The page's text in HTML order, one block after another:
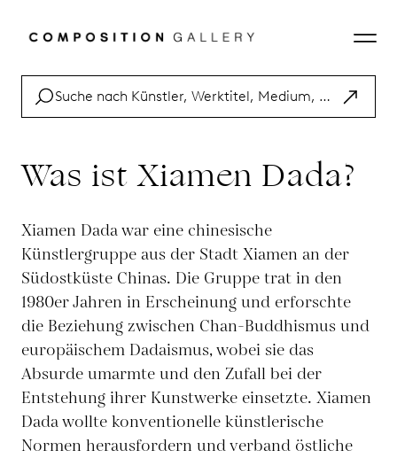
Was ist Xiamen Dada?
Xiamen Dada war eine chinesische
Künstlergruppe aus der Stadt Xiamen an der
Südostküste Chinas. Die Gruppe trat in den
1980er Jahren in Erscheinung und erforschte
die Beziehung zwischen Chan-Buddhismus und
europäischem Dadaismus, wobei sie das
Absurde umarmte und den Zufall bei der
Entstehung ihrer Kunstwerke einsetzte. Xiamen
Dada wollte konventionelle künstlerische
Normen herausfordern und verband östliche